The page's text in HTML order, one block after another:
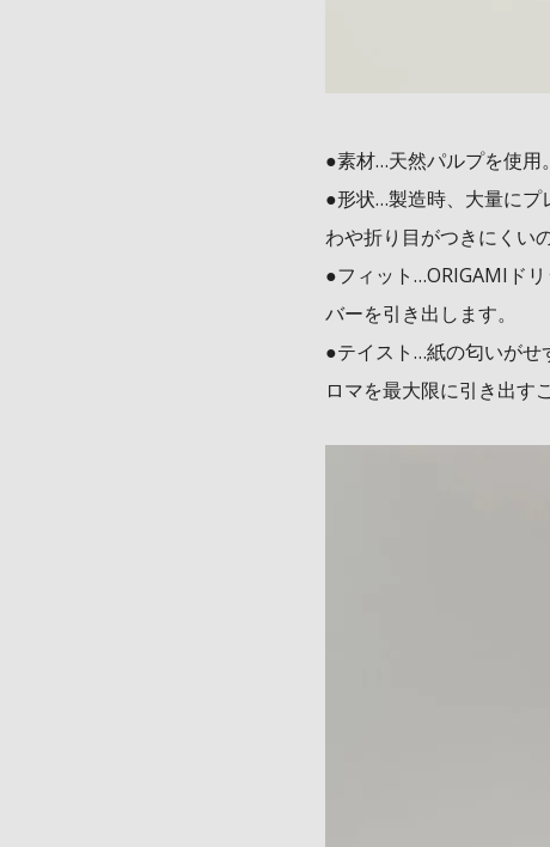
●素材…天然パルプを使用。
●形状…製造時、大量にプ
わや折り目がつきにくい
●フィット…ORIGAMIド
バーを引き出します。
●テイスト…紙の匂いがせ
ロマを最大限に引き出す